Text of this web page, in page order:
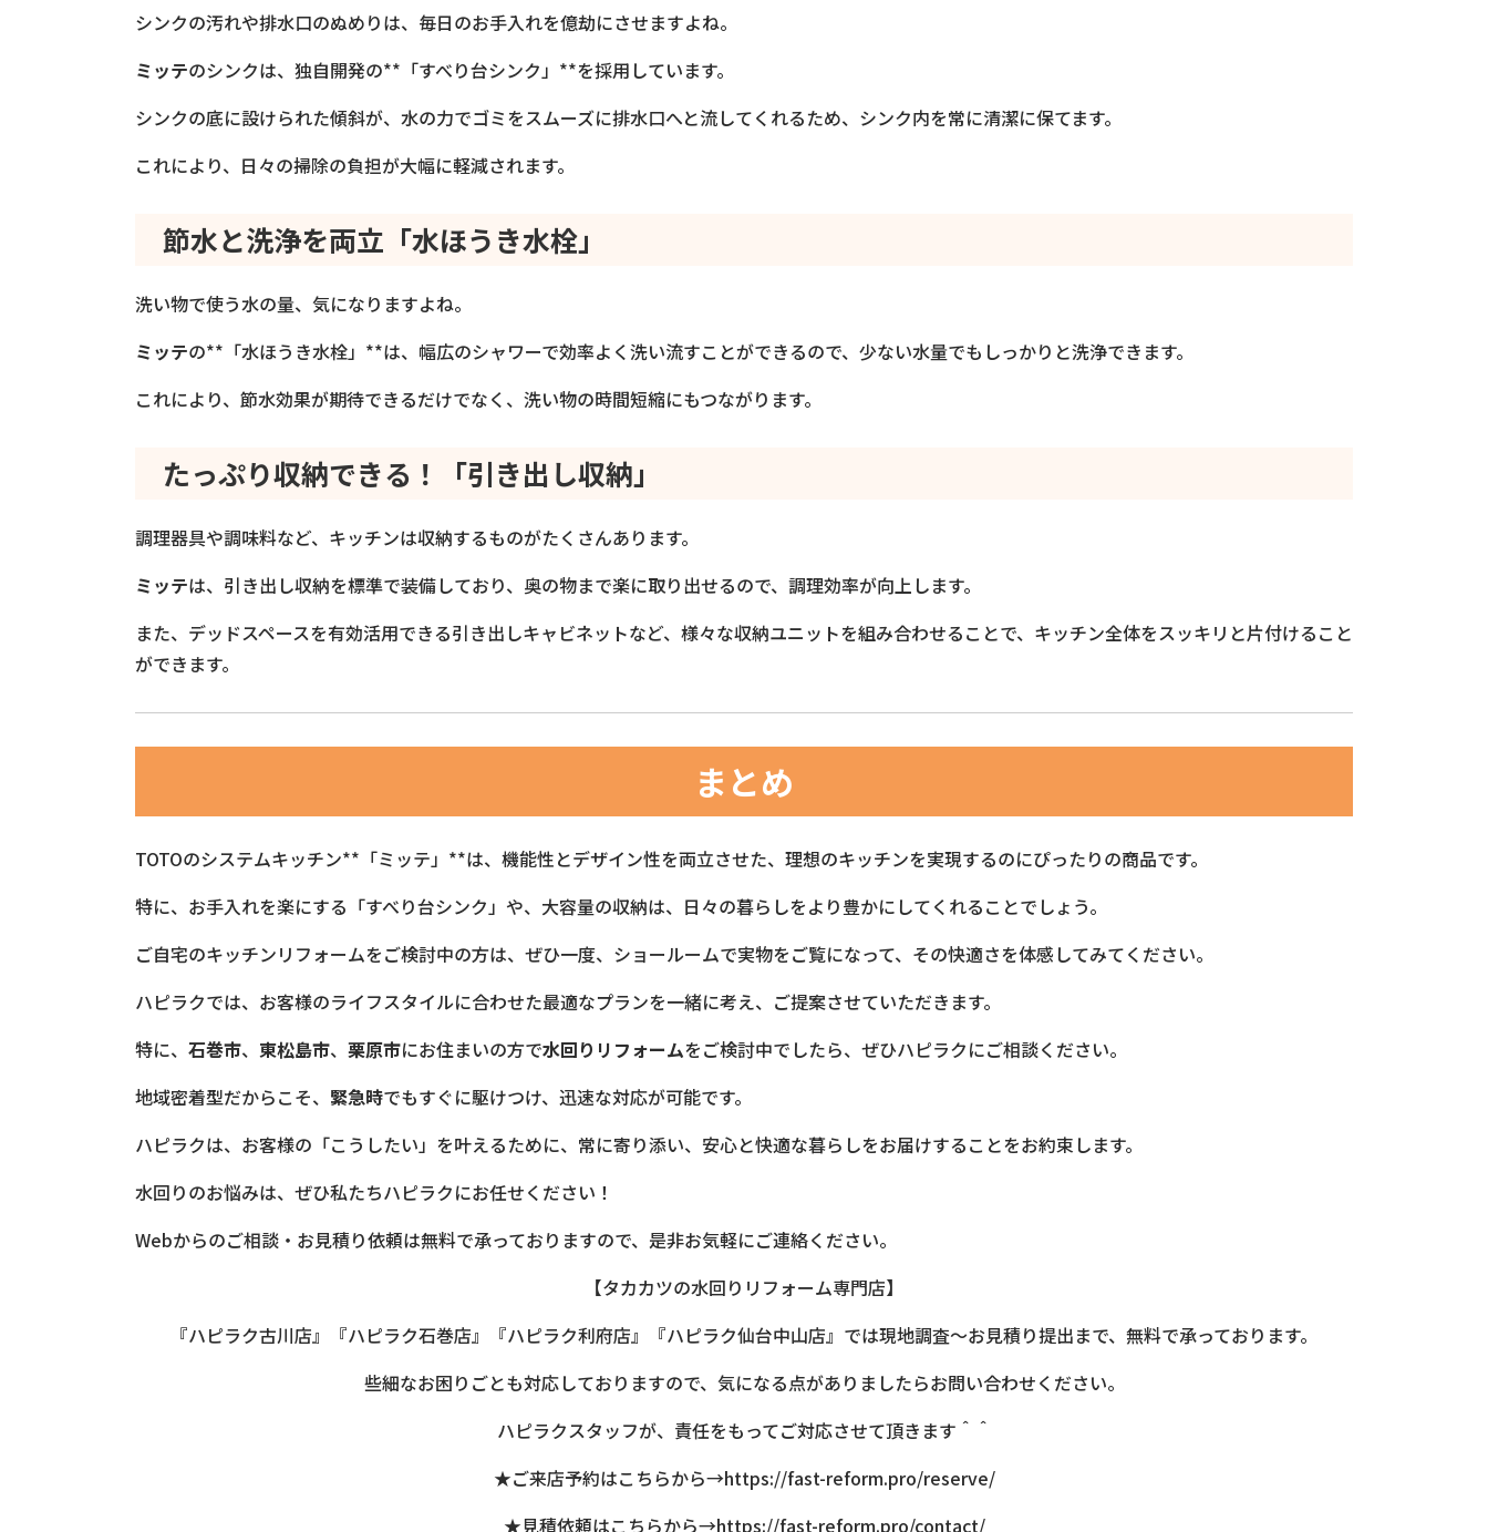
シンクの汚れや排水口のぬめりは、毎日のお手入れを億劫にさせますよね。
ミッテのシンクは、独自開発の**「すべり台シンク」**を採用しています。
シンクの底に設けられた傾斜が、水の力でゴミをスムーズに排水口へと流してくれるため、シンク内を常に清潔に保てます。
これにより、日々の掃除の負担が大幅に軽減されます。
節水と洗浄を両立「水ほうき水栓」
洗い物で使う水の量、気になりますよね。
ミッテの**「水ほうき水栓」**は、幅広のシャワーで効率よく洗い流すことができるので、少ない水量でもしっかりと洗浄できます。
これにより、節水効果が期待できるだけでなく、洗い物の時間短縮にもつながります。
たっぷり収納できる！「引き出し収納」
調理器具や調味料など、キッチンは収納するものがたくさんあります。
ミッテは、引き出し収納を標準で装備しており、奥の物まで楽に取り出せるので、調理効率が向上します。
また、デッドスペースを有効活用できる引き出しキャビネットなど、様々な収納ユニットを組み合わせることで、キッチン全体をスッキリと片付けること
ができます。
まとめ
TOTOのシステムキッチン**「ミッテ」**は、機能性とデザイン性を両立させた、理想のキッチンを実現するのにぴったりの商品です。
特に、お手入れを楽にする「すべり台シンク」や、大容量の収納は、日々の暮らしをより豊かにしてくれることでしょう。
ご自宅のキッチンリフォームをご検討中の方は、ぜひ一度、ショールームで実物をご覧になって、その快適さを体感してみてください。
ハピラクでは、お客様のライフスタイルに合わせた最適なプランを一緒に考え、ご提案させていただきます。
特に、 石巻市、 東松島市、 栗原市にお住まいの方で水回りリフォームをご検討中でしたら、ぜひハピラクにご相談ください。
地域密着型だからこそ、 緊急時でもすぐに駆けつけ、迅速な対応が可能です。
ハピラクは、お客様の「こうしたい」を叶えるために、常に寄り添い、安心と快適な暮らしをお届けすることをお約束します。
水回りのお悩みは、ぜひ私たちハピラクにお任せください！
Webからのご相談・お見積り依頼は無料で承っておりますので、是非お気軽にご連絡ください。
【タカカツの水回りリフォーム専門店】
『ハピラク古川店』『ハピラク石巻店』『ハピラク利府店』『ハピラク仙台中山店』では現地調査～お見積り提出まで、無料で承っております。
些細なお困りごとも対応しておりますので、気になる点がありましたらお問い合わせください。
ハピラクスタッフが、責任をもってご対応させて頂きます＾＾
★ご来店予約はこちらから→https://fast-reform.pro/reserve/
★見積依頼はこちらから→https://fast-reform.pro/contact/